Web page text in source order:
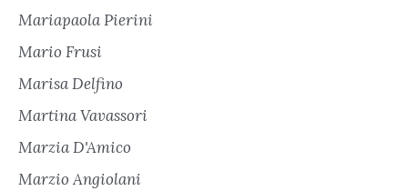
Mariapaola Pierini
Mario Frusi
Marisa Delfino
Martina Vavassori
Marzia D'Amico
Marzio Angiolani